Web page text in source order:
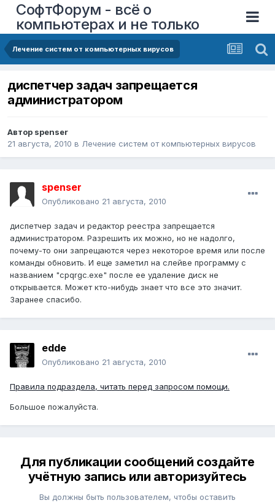
СофтФорум - всё о
компьютерах и не только
Лечение систем от компьютерных вирусов
диспетчер задач запрещается
администратором
Автор spenser
21 августа, 2010 в Лечение систем от компьютерных вирусов
spenser
Опубликовано 21 августа, 2010
диспетчер задач и редактор реестра запрещается
администратором. Разрешить их можно, но не надолго,
почему-то они запрещаются через некоторое время или после
команды обновить. И еще заметил на слейве программу с
названием "cpqrgc.exe" после ее удаление диск не
открывается. Может кто-нибудь знает что все это значит.
Заранее спасибо.
edde
Опубликовано 21 августа, 2010
Правила подраздела, читать перед запросом помощи.
Большое пожалуйста.
Для публикации сообщений создайте
учётную запись или авторизуйтесь
Вы должны быть пользователем, чтобы оставить